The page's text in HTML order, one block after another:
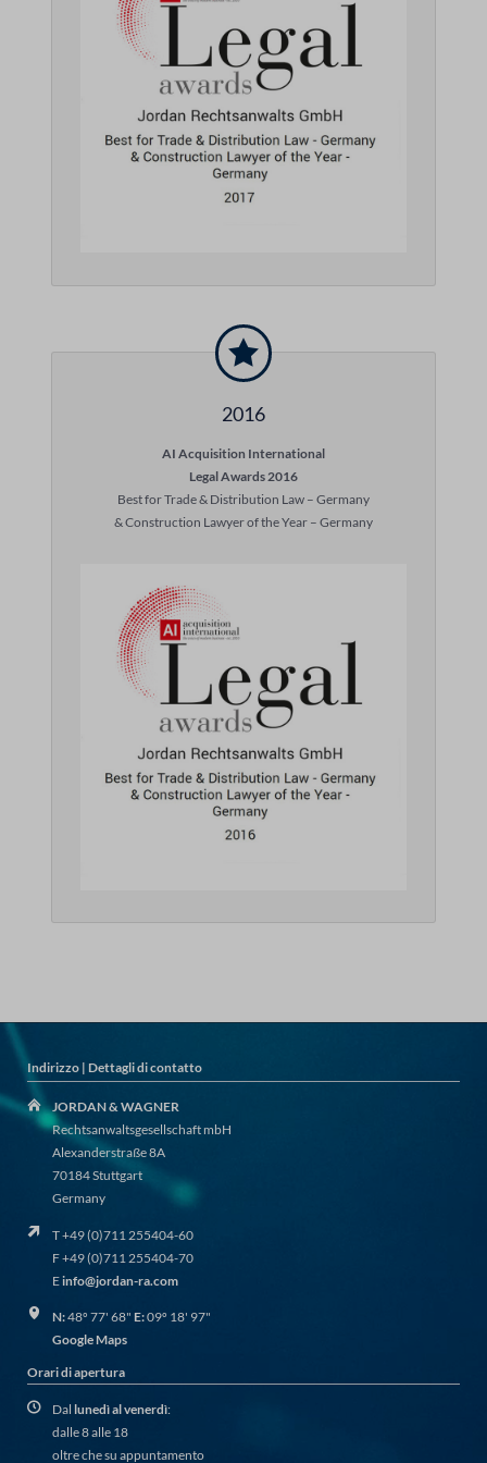
2016
AI Acquisition International
Legal Awards 2016
Best for Trade & Distribution Law – Germany
& Construction Lawyer of the Year – Germany
Indirizzo | Dettagli di contatto
JORDAN & WAGNER
Rechtsanwaltsgesellschaft mbH
Alexanderstraße 8A
70184 Stuttgart
Germany
T +49 (0)711 255404-60
F +49 (0)711 255404-70
Einfo@jordan-ra.com
N:48º 77' 68" E:09º 18' 97"
Google Maps
Orari di apertura
Dal lunedì al venerdì:
dalle 8 alle 18
oltre che su appuntamento